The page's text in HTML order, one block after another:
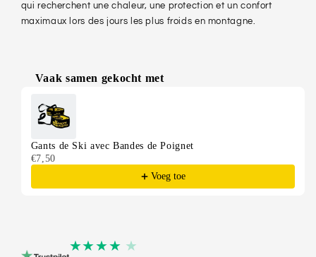
qui recherchent une chaleur, une protection et un confort
maximaux lors des jours les plus froids en montagne.
Vaak samen gekocht met
Gants de Ski avec Bandes de Poignet
€7,50
Voeg toe
★★★★ ★